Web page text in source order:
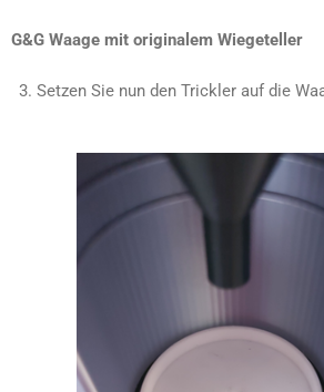
G&G Waage mit originalem Wiegeteller
Setzen Sie nun den Trickler auf die